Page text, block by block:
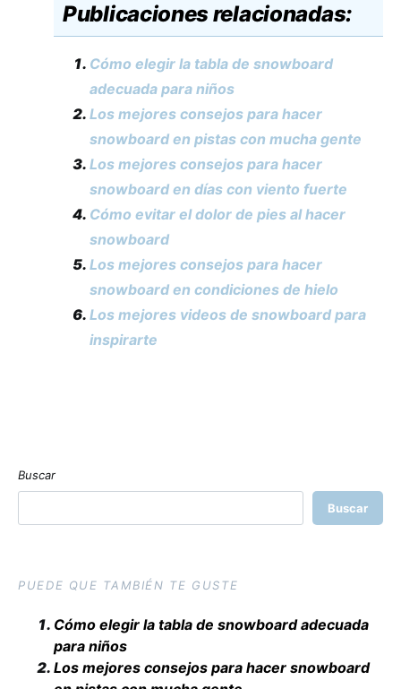
Publicaciones relacionadas:
Cómo elegir la tabla de snowboard
adecuada para niños
Los mejores consejos para hacer
snowboard en pistas con mucha gente
Los mejores consejos para hacer
snowboard en días con viento fuerte
Cómo evitar el dolor de pies al hacer
snowboard
Los mejores consejos para hacer
snowboard en condiciones de hielo
Los mejores videos de snowboard para
inspirarte
Buscar
Buscar
PUEDE QUE TAMBIÉN TE GUSTE
Cómo elegir la tabla de snowboard adecuada
para niños
Los mejores consejos para hacer snowboard